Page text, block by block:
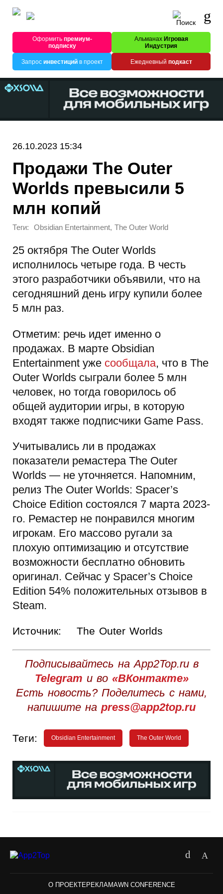
Оформитьпремиум-
подписку
Альманах Игровая
Индустрия
Запрос инвестицийв проект Ежедневный подкаст
26.10.2023 15:34
Продажи The Outer
Worlds превысили 5
млн копий
Теги: Obsidian Entertainment, The Outer World
25 октября The Outer Worlds
исполнилось четыре года. В честь
этого разработчики объявили, что на
сегодняшний день игру купили более
5 млн раз.
Отметим: речь идет именно о
продажах. В марте Obsidian
Entertainment уже сообщала, что в The
Outer Worlds сыграли более 5 млн
человек, но тогда говорилось об
общей аудитории игры, в которую
входят также подписчики Game Pass.
Учитывались ли в продажах
показатели ремастера The Outer
Worlds — не уточняется. Напомним,
релиз The Outer Worlds: Spacer’s
Choice Edition состоялся 7 марта 2023-
го. Ремастер не понравился многим
игрокам. Его массово ругали за
плохую оптимизацию и отсутствие
возможности бесплатно обновить
оригинал. Сейчас у Spacer’s Choice
Edition 54% положительных отзывов в
Steam.
Источник: The Outer Worlds
Подписывайтесь на App2Top.ru в
Telegram и во «ВКонтакте»
Есть новость? Поделитесь с нами,
напишите на press@app2top.ru
Теги: Obsidian Entertainment The Outer World
О ПРОЕКТЕРЕКЛАМАWN CONFERENCE